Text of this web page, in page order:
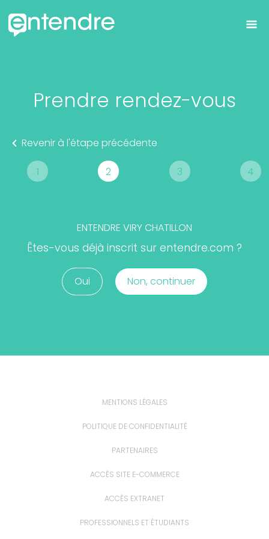
Prendre rendez-vous
Revenir à l'étape précédente
1 2 3 4
ENTENDRE VIRY CHATILLON
Êtes-vous déjà inscrit sur entendre.com ?
Oui Non, continuer
MENTIONS LÉGALES
POLITIQUE DE CONFIDENTIALITÉ
PARTENAIRES
ACCÈS SITE E-COMMERCE
ACCÈS EXTRANET
PROFESSIONNELS ET ÉTUDIANTS